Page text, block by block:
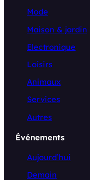
Mode
Maison & jardin
Electronique
Loisirs
Animaux
Services
Autres
Événements
Aujourd’hui
Demain